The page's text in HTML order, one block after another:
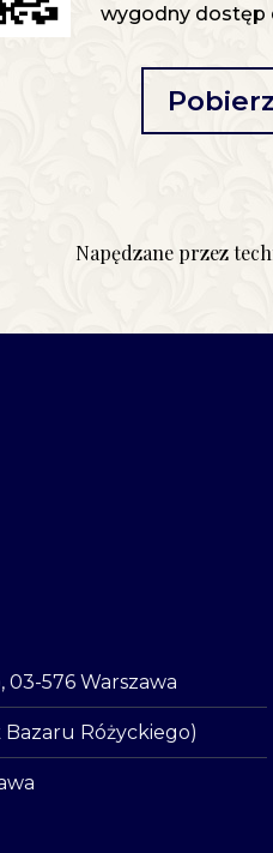
wygodny dostęp
Napędzane przez
03-576 Warszawa
Różyckiego)